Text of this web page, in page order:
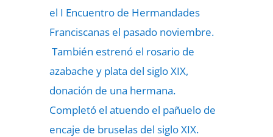
el I Encuentro de Hermandades
Franciscanas el pasado noviembre.
También estrenó el rosario de
azabache y plata del siglo XIX,
donación de una hermana.
Completó el atuendo el pañuelo de
encaje de bruselas del siglo XIX.